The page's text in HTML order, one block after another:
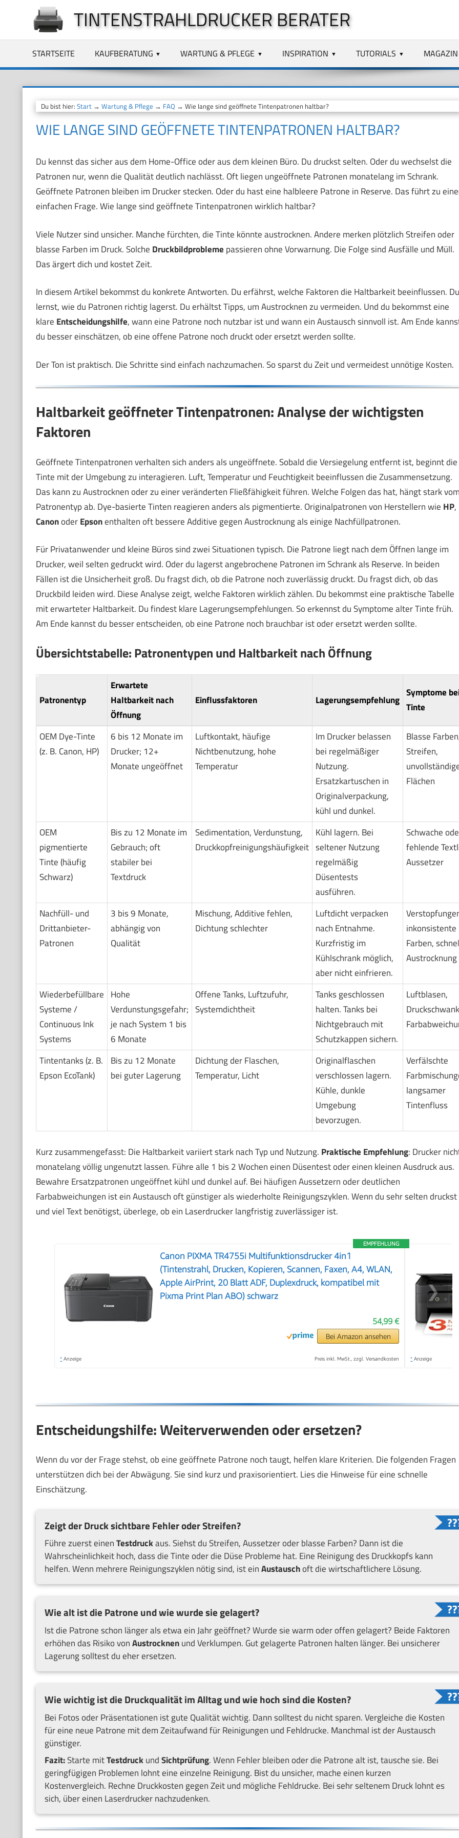
springen
TINTENSTRAHLDRUCKER BERATER
STARTSEITE KAUFBERATUNG WARTUNG & PFLEGE INSPIRATION TUTORIALS MAGAZIN
Du bist hier: Start→ Wartung & Pflege → FAQ → Wie lange sind geöffnete Tintenpatronen haltbar?
WIE LANGE SIND GEÖFFNETE TINTENPATRONEN HALTBAR?
Du kennst das sicher aus dem Home-Office oder aus dem kleinen Büro. Du druckst selten. Oder du wechselst die
Patronen nur, wenn die Qualität deutlich nachlässt. Oft liegen ungeöffnete Patronen monatelang im Schrank.
Geöffnete Patronen bleiben im Drucker stecken. Oder du hast eine halbleere Patrone in Reserve. Das führt zu
einfachen Frage. Wie lange sind geöffnete Tintenpatronen wirklich haltbar?
Viele Nutzer sind unsicher. Manche fürchten, die Tinte könnte austrocknen. Andere merken plötzlich Streifen oder
blasse Farben im Druck. Solche Druckbildprobleme passieren ohne Vorwarnung. Die Folge sind Ausfälle und Müll.
Das ärgert dich und kostet Zeit.
In diesem Artikel bekommst du konkrete Antworten. Du erfährst, welche Faktoren die Haltbarkeit beeinflussen. Du
lernst, wie du Patronen richtig lagerst. Du erhältst Tipps, um Austrocknen zu vermeiden. Und du bekommst eine
klare Entscheidungshilfe, wann eine Patrone noch nutzbar ist und wann ein Austausch sinnvoll ist. Am Ende
du besser einschätzen, ob eine offene Patrone noch druckt oder ersetzt werden sollte.
Der Ton ist praktisch. Die Schritte sind einfach nachzumachen. So sparst du Zeit und vermeidest unnötige Kosten.
Haltbarkeit geöffneter Tintenpatronen: Analyse der wichtigsten
Faktoren
Geöffnete Tintenpatronen verhalten sich anders als ungeöffnete. Sobald die Versiegelung entfernt ist, beginnt die
Tinte mit der Umgebung zu interagieren. Luft, Temperatur und Feuchtigkeit beeinflussen die Zusammensetzung.
Das kann zu Austrocknen oder zu einer veränderten Fließfähigkeit führen. Welche Folgen das hat, hängt stark vom
Patronentyp ab. Dye-basierte Tinten reagieren anders als pigmentierte. Originalpatronen von Herstellern wie HP,
CanonoderEpsonenthalten oft bessere Additive gegen Austrocknung als einige Nachfüllpatronen.
Für Privatanwender und kleine Büros sind zwei Situationen typisch. Die Patrone liegt nach dem Öffnen lange im
Drucker, weil selten gedruckt wird. Oder du lagerst angebrochene Patronen im Schrank als Reserve. In beiden
Fällen ist die Unsicherheit groß. Du fragst dich, ob die Patrone noch zuverlässig druckt. Du fragst dich, ob das
Druckbild leiden wird. Diese Analyse zeigt, welche Faktoren wirklich zählen. Du bekommst eine praktische Tabelle
mit erwarteter Haltbarkeit. Du findest klare Lagerungsempfehlungen. So erkennst du Symptome alter Tinte früh.
Am Ende kannst du besser entscheiden, ob eine Patrone noch brauchbar ist oder ersetzt werden sollte.
Übersichtstabelle: Patronentypen und Haltbarkeit nach Öffnung
Patronentyp
Erwartete
Haltbarkeit nach
Öffnung
Einflussfaktoren Lagerungsempfehlung
Symptome
Tinte
OEM Dye-Tinte
(z. B. Canon, HP)
6 bis 12 Monate im
Drucker; 12+
Monate ungeöffnet
Luftkontakt, häufige
Nichtbenutzung, hohe
Temperatur
Im Drucker belassen
bei regelmäßiger
Nutzung.
Ersatzkartuschen in
Originalverpackung,
kühl und dunkel.
Blasse
Streifen,
Flächen
OEM
pigmentierte
Tinte (häufig
Schwarz)
Bis zu 12 Monate im
Gebrauch; oft
stabiler bei
Textdruck
Sedimentation, Verdunstung,
Druckkopfreinigungshäufigkeit
Kühl lagern. Bei
seltener Nutzung
regelmäßig
Düsentests
ausführen.
Schwache
fehlende
Aussetzer
Nachfüll- und
Drittanbieter-
Patronen
3 bis 9 Monate,
abhängig von
Qualität
Mischung, Additive fehlen,
Dichtung schlechter
Luftdicht verpacken
nach Entnahme.
Kurzfristig im
Kühlschrank möglich,
aber nicht einfrieren.
inkonsistente
Farben,
Austrocknung
Wiederbefüllbare
Systeme /
Continuous Ink
Systems
Hohe
Verdunstungsgefahr;
je nach System 1 bis
6 Monate
Offene Tanks, Luftzufuhr,
Systemdichtheit
Tanks geschlossen
halten. Tanks bei
Nichtgebrauch mit
Schutzkappen sichern.
Luftblasen,
Tintentanks (z. B.
Epson EcoTank)
Bis zu 12 Monate
bei guter Lagerung
Dichtung der Flaschen,
Temperatur, Licht
Originalflaschen
verschlossen lagern.
Kühle, dunkle
Umgebung
bevorzugen.
Verfälschte
langsamer
Tintenfluss
Kurz zusammengefasst: Die Haltbarkeit variiert stark nach Typ und Nutzung. Praktische Empfehlung: Drucker
monatelang völlig ungenutzt lassen. Führe alle 1 bis 2 Wochen einen Düsentest oder einen kleinen Ausdruck aus.
Bewahre Ersatzpatronen ungeöffnet kühl und dunkel auf. Bei häufigen Aussetzern oder deutlichen
Farbabweichungen ist ein Austausch oft günstiger als wiederholte Reinigungszyklen. Wenn du sehr selten druckst
und viel Text benötigst, überlege, ob ein Laserdrucker langfristig zuverlässiger ist.
EMPFEHLUNG
Canon PIXMA TR4755i Multifunktionsdrucker 4in1
(Tintenstrahl, Drucken, Kopieren, Scannen, Faxen, A4, WLAN,
Apple AirPrint, 20 Blatt ADF, Duplexdruck, kompatibel mit
Pixma Print Plan ABO) schwarz
54,99 €
Bei Amazon ansehen
* Anzeige Preis inkl. MwSt., zzgl. Versandkosten * Anzeige
❯
Entscheidungshilfe: Weiterverwenden oder ersetzen?
Wenn du vor der Frage stehst, ob eine geöffnete Patrone noch taugt, helfen klare Kriterien. Die folgenden Fragen
unterstützen dich bei der Abwägung. Sie sind kurz und praxisorientiert. Lies die Hinweise für eine schnelle
Einschätzung.
Zeigt der Druck sichtbare Fehler oder Streifen?
Führe zuerst einenTestdruckaus. Siehst du Streifen, Aussetzer oder blasse Farben? Dann ist die
Wahrscheinlichkeit hoch, dass die Tinte oder die Düse Probleme hat. Eine Reinigung des Druckkopfs kann
helfen. Wenn mehrere Reinigungszyklen nötig sind, ist einAustauschoft die wirtschaftlichere Lösung.
Wie alt ist die Patrone und wie wurde sie gelagert?
Ist die Patrone schon länger als etwa ein Jahr geöffnet? Wurde sie warm oder offen gelagert? Beide Faktoren
erhöhen das Risiko vonAustrocknenund Verklumpen. Gut gelagerte Patronen halten länger. Bei unsicherer
Lagerung solltest du eher ersetzen.
Wie wichtig ist die Druckqualität im Alltag und wie hoch sind die Kosten?
Bei Fotos oder Präsentationen ist gute Qualität wichtig. Dann solltest du nicht sparen. Vergleiche die Kosten
für eine neue Patrone mit dem Zeitaufwand für Reinigungen und Fehldrucke. Manchmal ist der Austausch
günstiger.
Fazit:Starte mitTestdruckundSichtprüfung. Wenn Fehler bleiben oder die Patrone alt ist, tausche sie. Bei
geringfügigen Problemen lohnt eine einzelne Reinigung. Bist du unsicher, mache einen kurzen
Kostenvergleich. Rechne Druckkosten gegen Zeit und mögliche Fehldrucke. Bei sehr seltenem Druck lohnt es
sich, über einen Laserdrucker nachzudenken.